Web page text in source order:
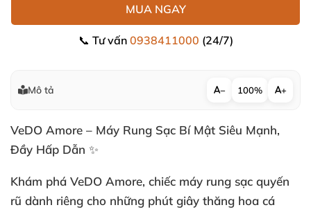
MUA NGAY
📞 Tư vấn 0938411000 (24/7)
Mô tả − 100% +
VeDO Amore – Máy Rung Sạc Bí Mật Siêu Mạnh,
Đầy Hấp Dẫn ✨
Khám phá VeDO Amore, chiếc máy rung sạc quyến
rũ dành riêng cho những phút giây thăng hoa cá